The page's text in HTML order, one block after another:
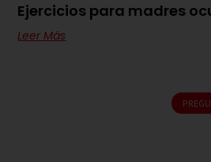
Ejercicios para madres
Leer Más